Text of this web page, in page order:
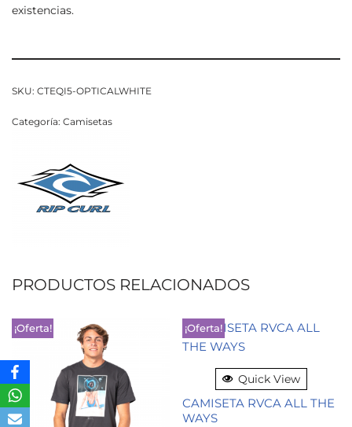
existencias.
SKU: CTEQI5-OPTICALWHITE
Categoría: Camisetas
PRODUCTOS RELACIONADOS
¡Oferta! ¡Oferta!
Quick View
CAMISETA RVCA ALL THE
WAYS